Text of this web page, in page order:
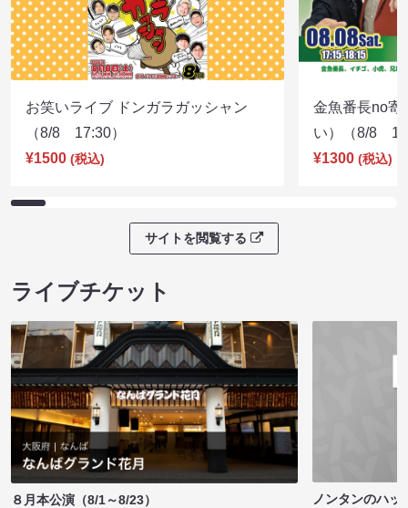
お笑いライブ ドンガラガッシャン
（8/8 17:30）
¥1500 (税込)
金魚番長no寄
い）（8/8
¥1300 (税込)
サイトを閲覧する
ライブチケット
８月本公演（8/1～8/23）
ノンタンのハッ